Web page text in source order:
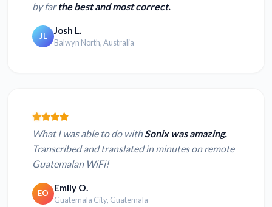
by farthe best and most correct.
JL Josh L.
Balwyn North, Australia
What I was able to do withSonix was amazing.
Transcribed and translated in minutes on remote
Guatemalan WiFi!
EO Emily O.
Guatemala City, Guatemala